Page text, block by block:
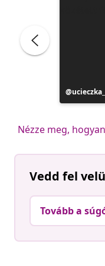
Nézze meg,
Vedd fel
Tovább a